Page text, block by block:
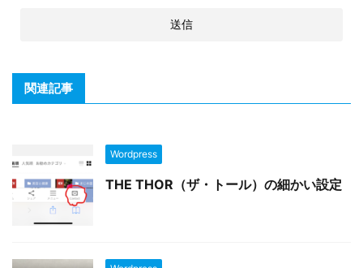
関連記事
Wordpress
THE THOR（ザ・トール）の細かい設定